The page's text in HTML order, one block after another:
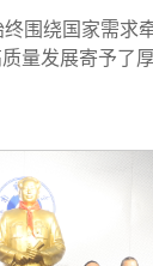
围绕国家需求
量发展寄予了厚